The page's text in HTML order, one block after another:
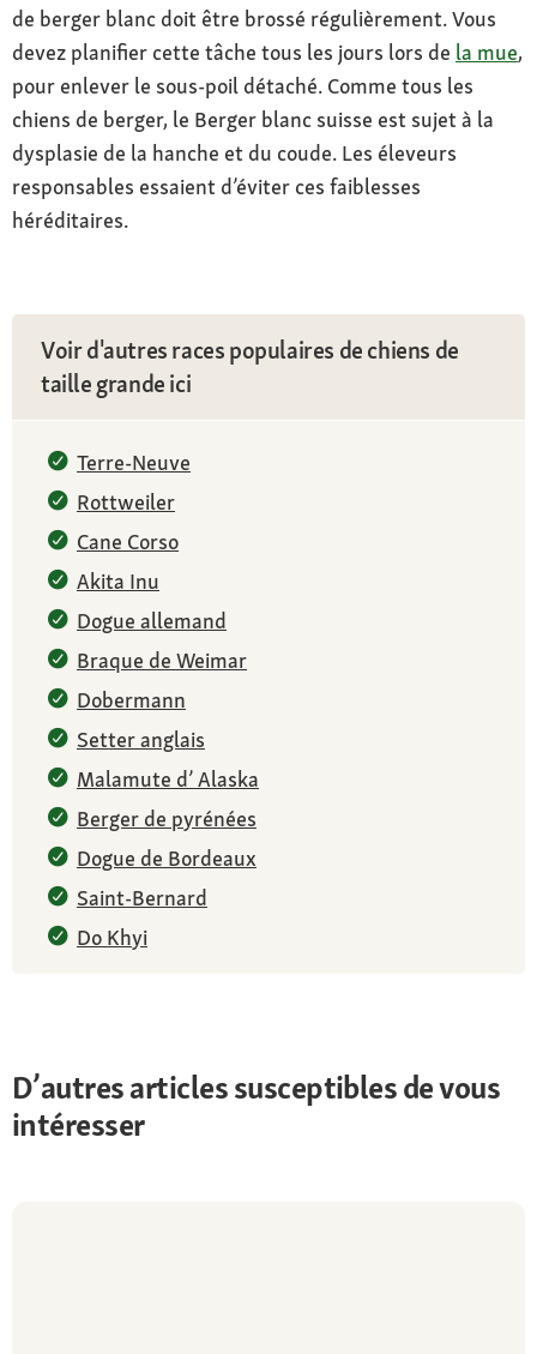
de berger blanc doit être brossé régulièrement. Vous
devez planifier cette tâche tous les jours lors de la mue,
pour enlever le sous-poil détaché. Comme tous les
chiens de berger, le Berger blanc suisse est sujet à la
dysplasie de la hanche et du coude. Les éleveurs
responsables essaient d’éviter ces faiblesses
héréditaires.
Voir d'autres races populaires de chiens de
taille grande ici
Terre-Neuve
Rottweiler
Cane Corso
Akita Inu
Dogue allemand
Braque de Weimar
Dobermann
Setter anglais
Malamute d’ Alaska
Berger de pyrénées
Dogue de Bordeaux
Saint-Bernard
Do Khyi
D’autres articles susceptibles de vous
intéresser